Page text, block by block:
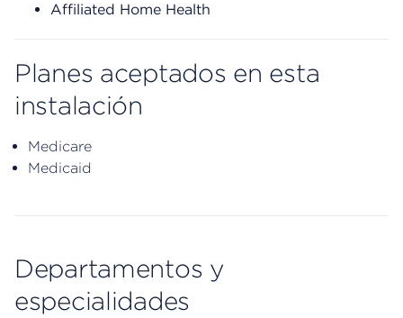
Affiliated Home Health
Planes aceptados en esta
instalación
Medicare
Medicaid
Departamentos y
especialidades